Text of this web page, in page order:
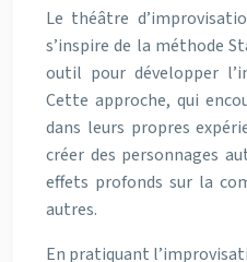
Le théâtre
s’inspire de la méthode
outil pour développer
Cette approche, qui
dans leurs propres
créer des personnages
effets profonds sur la
autres.
En pratiquant